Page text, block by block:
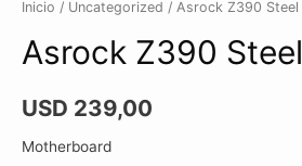
Inicio / Uncategorized / Asrock Z390 Steel
Asrock Z390
USD 239,00
Motherboard